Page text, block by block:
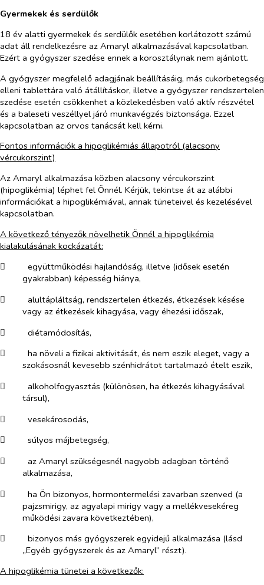
Gyermekek és serdülők
18 év alatti gyermekek és serdülők esetében korlátozott számú
adat áll rendelkezésre az Amaryl alkalmazásával kapcsolatban.
Ezért a gyógyszer szedése ennek a korosztálynak nem ajánlott.
A gyógyszer megfelelő adagjának beállításáig, más cukorbetegség
elleni tablettára való átállításkor, illetve a gyógyszer rendszertelen
szedése esetén csökkenhet a közlekedésben való aktív részvétel
és a baleseti veszéllyel járó munkavégzés biztonsága. Ezzel
kapcsolatban az orvos tanácsát kell kérni.
Fontos információk a hipoglikémiás állapotról (alacsony
vércukorszint)
Az Amaryl alkalmazása közben alacsony vércukorszint
(hipoglikémia) léphet fel Önnél. Kérjük, tekintse át az alábbi
információkat a hipoglikémiával, annak tüneteivel és kezelésével
kapcsolatban.
A következő tényezők növelhetik Önnél a hipoglikémia
kialakulásának kockázatát:
​
együttműködési hajlandóság, illetve (idősek esetén
gyakrabban) képesség hiánya,
​
alultápláltság, rendszertelen étkezés, étkezések késése
vagy az étkezések kihagyása, vagy éhezési időszak,
​
diétamódosítás,
​
ha növeli a fizikai aktivitását, és nem eszik eleget, vagy a
szokásosnál kevesebb szénhidrátot tartalmazó ételt eszik,
​
alkoholfogyasztás (különösen, ha étkezés kihagyásával
társul),
​
vesekárosodás,
​
súlyos májbetegség,
​
az Amaryl szükségesnél nagyobb adagban történő
alkalmazása,
​
ha Ön bizonyos, hormontermelési zavarban szenved (a
pajzsmirigy, az agyalapi mirigy vagy a mellékvesekéreg
működési zavara következtében),
​
bizonyos más gyógyszerek egyidejű alkalmazása (lásd
„Egyéb gyógyszerek és az Amaryl” részt).
A hipoglikémia tünetei a következők: